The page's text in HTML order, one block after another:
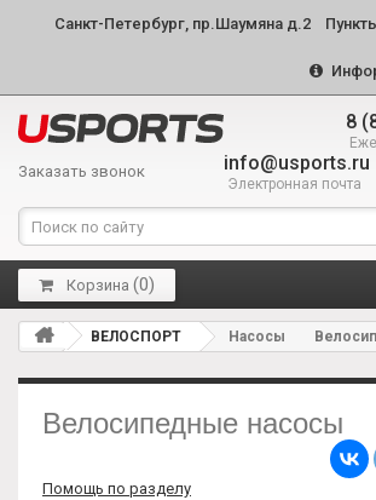
Санкт-Петербург, пр.Шаумяна д.2
8
Заказать звонок info@usports.ru
Электронная почта
Корзина (0)
ВЕЛОСПОРТ Насосы
Велосипедные насосы
Помощь по разделу